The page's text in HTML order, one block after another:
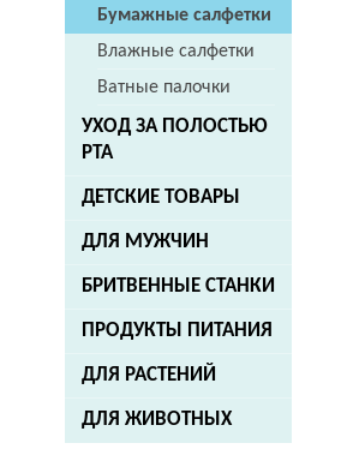
Бумажные салфетки
Влажные салфетки
Ватные палочки
УХОД ЗА ПОЛОСТЬЮ
РТА
ДЕТСКИЕ ТОВАРЫ
ДЛЯ МУЖЧИН
БРИТВЕННЫЕ СТАНКИ
ПРОДУКТЫ ПИТАНИЯ
ДЛЯ РАСТЕНИЙ
ДЛЯ ЖИВОТНЫХ